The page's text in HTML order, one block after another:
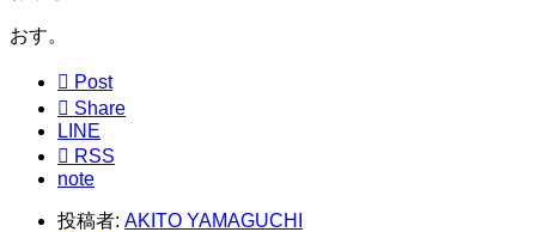
おす。
 Post
 Share
LINE
 RSS
note
投稿者: AKITO YAMAGUCHI